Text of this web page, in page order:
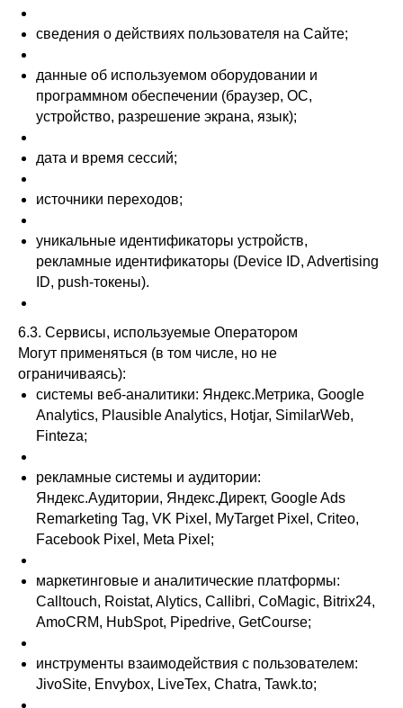
сведения о действиях пользователя на Сайте;
данные об используемом оборудовании и
программном обеспечении (браузер, ОС,
устройство, разрешение экрана, язык);
дата и время сессий;
источники переходов;
уникальные идентификаторы устройств,
рекламные идентификаторы (Device ID, Advertising
ID, push-токены).
6.3. Сервисы, используемые Оператором
Могут применяться (в том числе, но не
ограничиваясь):
системы веб-аналитики: Яндекс.Метрика, Google
Analytics, Plausible Analytics, Hotjar, SimilarWeb,
Finteza;
рекламные системы и аудитории:
Яндекс.Аудитории, Яндекс.Директ, Google Ads
Remarketing Tag, VK Pixel, MyTarget Pixel, Criteo,
Facebook Pixel, Meta Pixel;
маркетинговые и аналитические платформы:
Calltouch, Roistat, Alytics, Callibri, CoMagic, Bitrix24,
AmoCRM, HubSpot, Pipedrive, GetCourse;
инструменты взаимодействия с пользователем:
JivoSite, Envybox, LiveTex, Chatra, Tawk.to;